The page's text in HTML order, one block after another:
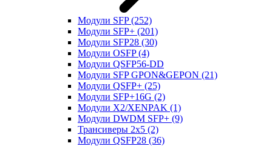
Модули SFP(252)
Модули SFP+ (201)
Модули SFP28 (30)
Модули OSFP(4)
Модули QSFP56-DD
Модули SFP GPON&GEPON (21)
Модули QSFP+ (25)
Модули SFP+16G (2)
Модули X2/XENPAK (1)
Модули DWDM SFP+ (9)
Трансиверы 2x5 (2)
Модули QSFP28 (36)